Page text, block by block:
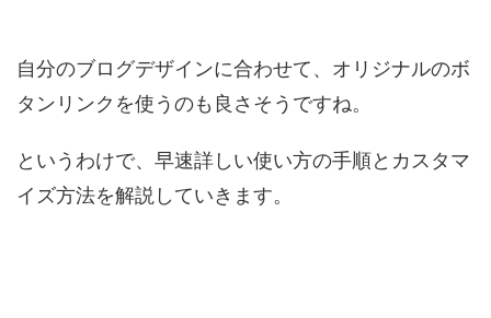
自分のブログデザインに合わせて、オリジナルのボ
タンリンクを使うのも良さそうですね。
というわけで、早速詳しい使い方の手順とカスタマ
イズ方法を解説していきます。